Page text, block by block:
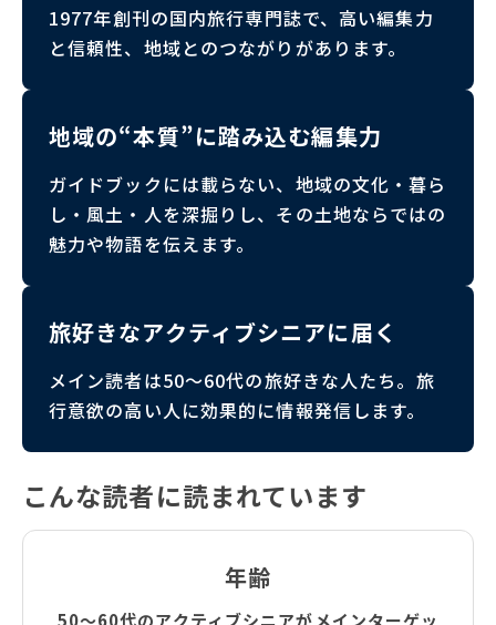
1977年創刊の国内旅行専門誌で、高い編集力
と信頼性、地域とのつながりがあります。
地域の“本質”に踏み込む編集力
ガイドブックには載らない、地域の文化・暮ら
し・風土・人を深掘りし、その土地ならではの
魅力や物語を伝えます。
旅好きなアクティブシニアに届く
メイン読者は50～60代の旅好きな人たち。旅
行意欲の高い人に効果的に情報発信します。
こんな読者に読まれています
年齢
50～60代のアクティブシニアがメインターゲッ